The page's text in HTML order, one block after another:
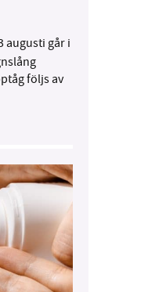
augusti går i
följs av